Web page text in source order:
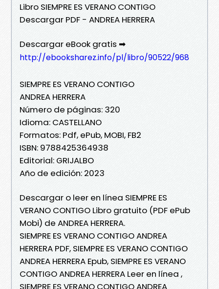
Libro SIEMPRE ES VERANO CONTIGO
Descargar PDF - ANDREA HERRERA
Descargar eBook gratis ➡
http://ebooksharez.info/pl/libro/90522/968
SIEMPRE ES VERANO CONTIGO
ANDREA HERRERA
Número de páginas: 320
Idioma: CASTELLANO
Formatos: Pdf, ePub, MOBI, FB2
ISBN: 9788425364938
Editorial: GRIJALBO
Año de edición: 2023
Descargar o leer en línea SIEMPRE ES
VERANO CONTIGO Libro gratuito (PDF ePub
Mobi) de ANDREA HERRERA.
SIEMPRE ES VERANO CONTIGO ANDREA
HERRERA PDF, SIEMPRE ES VERANO CONTIGO
ANDREA HERRERA Epub, SIEMPRE ES VERANO
CONTIGO ANDREA HERRERA Leer en línea ,
SIEMPRE ES VERANO CONTIGO ANDREA